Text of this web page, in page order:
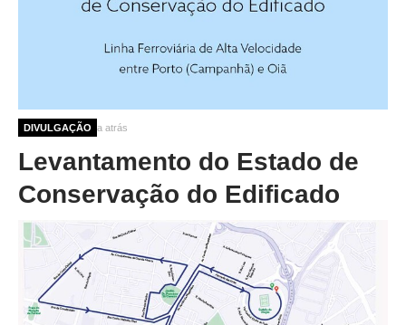
DIVULGAÇÃO
8 meses 1 semana atrás
Levantamento do Estado de
Conservação do Edificado